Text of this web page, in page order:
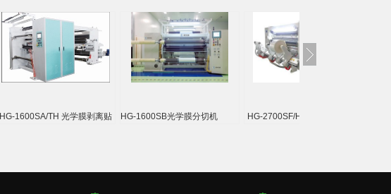
HG-1600SA/TH 光学膜剥离贴
HG-1600SB光学膜分切机
HG-2700SF/H伺服控制高速分